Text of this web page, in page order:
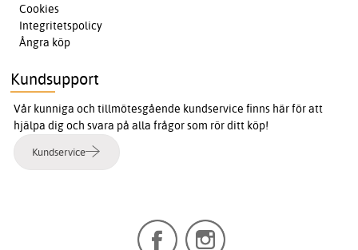
Cookies
Integritetspolicy
Ångra köp
Kundsupport
Vår kunniga och tillmötesgående kundservice finns här för att
hjälpa dig och svara på alla frågor som rör ditt köp!
Kundservice